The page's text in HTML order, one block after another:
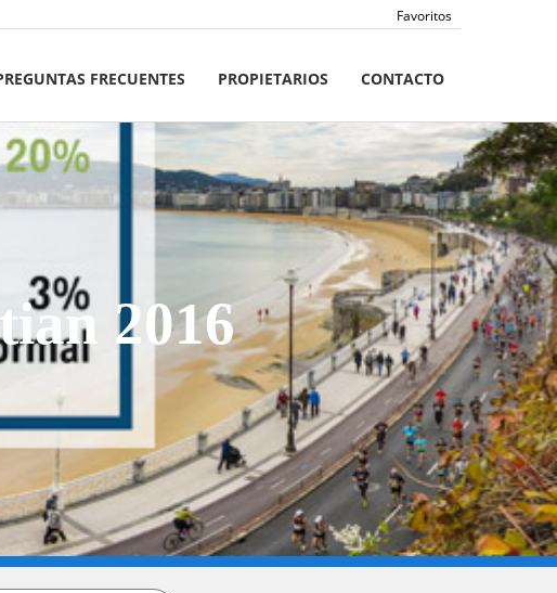
Favoritos
FRECUENTES PROPIETARIOS CONTACTO
2016